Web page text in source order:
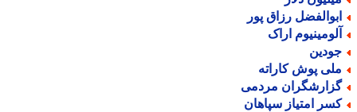
رزاق پور
اراک
پوش کاراته
مردمی
امتیاز سپاهان